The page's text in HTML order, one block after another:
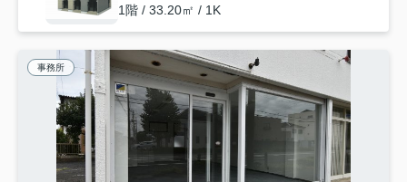
1階 / 33.20㎡ / 1K
事務所